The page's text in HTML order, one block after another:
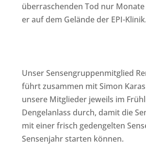
überraschenden Tod nur
er auf dem Gelände der EPI-Klinik.
Unser Sensengruppenmitglied
führt zusammen mit Simon Karas
unsere Mitglieder jeweils im
Dengelanlass durch, damit die
mit einer frisch gedengelten
Sensenjahr starten können.